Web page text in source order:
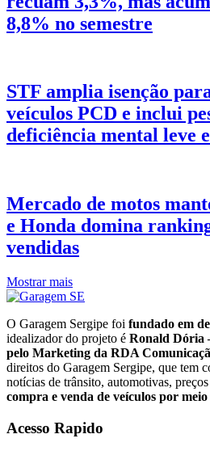
8,8% no semestre
STF amplia isenção
veículos PCD e inclui
deficiência mental leve
Mercado de motos
e Honda domina
vendidas
Mostrar mais
O Garagem Sergipe foi fundado em
idealizador do projeto é Ronald Dória
pelo Marketing da RDA
direitos do Garagem Sergipe, que tem
notícias de trânsito, automotivas,
compra e venda de veículos por meio
Acesso Rapido